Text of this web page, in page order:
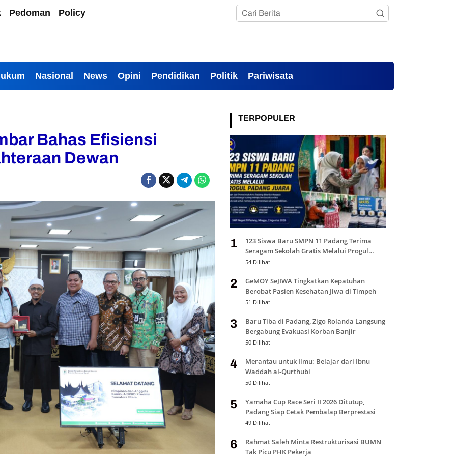
Pedoman Policy
Nasional News Opini Pendidikan Politik Pariwisata
Bahas Efisiensi
Dewan
TERPOPULER
1
123 Siswa Baru SMPN 11 Padang Terima
Seragam Sekolah Gratis Melalui Progul
Padang Juara
54 Dilihat
2
GeMOY SeJIWA Tingkatkan Kepatuhan
Berobat Pasien Kesehatan Jiwa di Timpeh
51 Dilihat
3
Baru Tiba di Padang, Zigo Rolanda Langsung
Bergabung Evakuasi Korban Banjir
50 Dilihat
4
Merantau untuk Ilmu: Belajar dari Ibnu
Waddah al-Qurthubi
50 Dilihat
5
Yamaha Cup Race Seri II 2026 Ditutup,
Padang Siap Cetak Pembalap Berprestasi
49 Dilihat
6
Rahmat Saleh Minta Restrukturisasi BUMN
Tak Picu PHK Pekerja